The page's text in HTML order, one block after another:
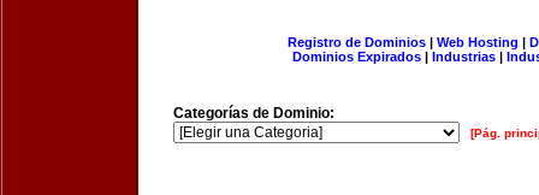
Registro de Dominios| Web Hosting |
Dominios Expirados | Industrias |
Categorías de Dominio:
[Pág.